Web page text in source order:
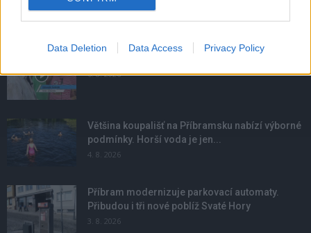
Data Deletion Data Access Privacy Policy
6. 8. 2026
Většina koupališť na Příbramsku nabízí výborné
podmínky. Horší voda je jen...
4. 8. 2026
Příbram modernizuje parkovací automaty.
Přibudou i tři nové poblíž Svaté Hory
3. 8. 2026